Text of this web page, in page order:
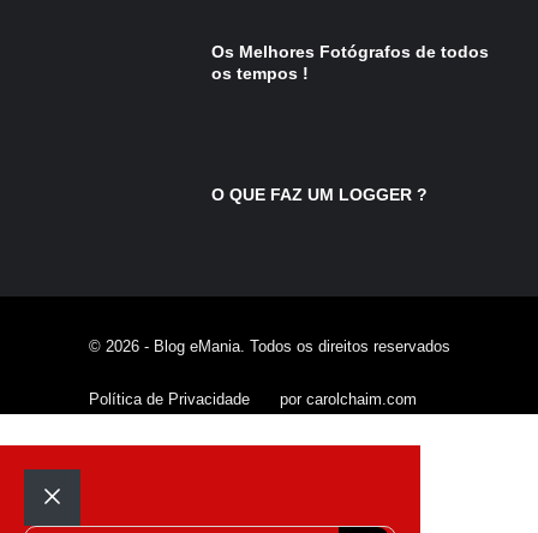
Os Melhores Fotógrafos de todos
os tempos !
O QUE FAZ UM LOGGER ?
© 2026 - Blog eMania. Todos os direitos reservados
Política de Privacidade por carolchaim.com
Fechar